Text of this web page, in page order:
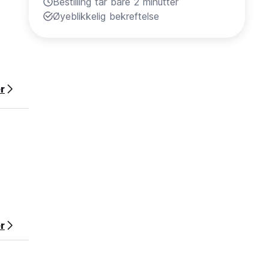
Øyeblikkelig bekreftelse